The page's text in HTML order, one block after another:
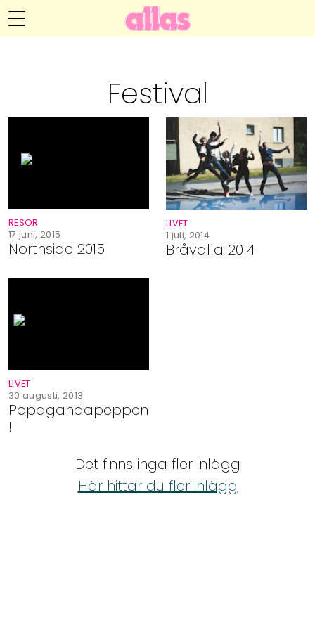
Relationer
Video
Bloggar
Shop
Underhållning
Anna María Larssons blogg
Om Anna María
Arkiv
Kontakt
Festival
Northside 2015
RESOR
17 juni, 2015
Bråvalla 2014
LIVET
1 juli, 2014
Popagandapeppen
!
LIVET
30 augusti, 2013
Det finns inga fler inlägg
Här hittar du fler inlägg